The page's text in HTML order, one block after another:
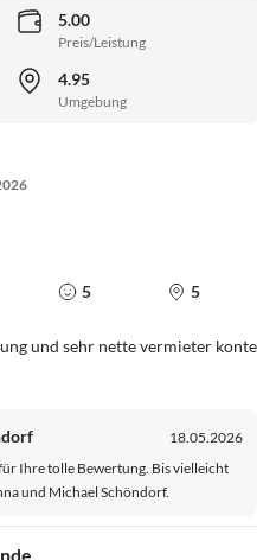
5.00
Preis/Leistung
4.95
Umgebung
5 5
und sehr nette vermieter konte
18.05.2026
Ihre tolle Bewertung. Bis vielleicht
und Michael Schöndorf.